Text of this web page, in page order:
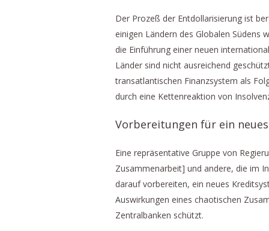
Der Prozeß der Entdollarisierung ist
einigen Ländern des Globalen Südens
die Einführung einer neuen
Länder sind nicht ausreichend
transatlantischen Finanzsystem als
durch eine Kettenreaktion von
Vorbereitungen für ein
Eine repräsentative Gruppe von
Zusammenarbeit] und andere, die im
darauf vorbereiten, ein neues
Auswirkungen eines chaotischen
Zentralbanken schützt.